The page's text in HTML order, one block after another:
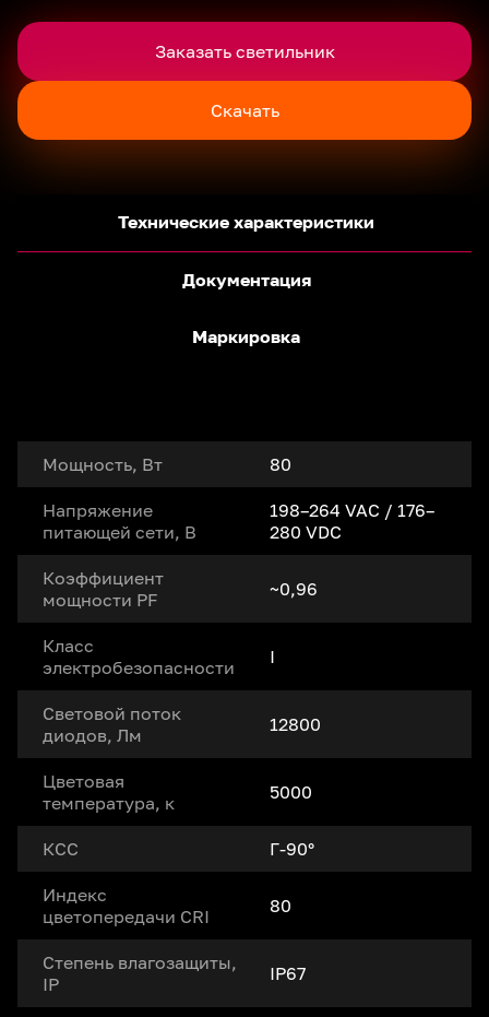
Заказать светильник
Скачать
Технические характеристики
Документация
Маркировка
Мощность, Вт 80
Напряжение
питающей сети, В
198–264 VAC / 176–
280 VDC
Коэффициент
мощности PF
~0,96
Класс
электробезопасности
I
Световой поток
диодов, Лм
12800
Цветовая
температура, к
5000
КСС Г-90°
Индекс
цветопередачи CRI
80
Степень влагозащиты,
IP
IP67